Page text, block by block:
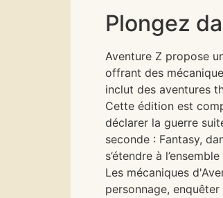
Plongez
Aventure Z propose
offrant des
inclut des aventures
Cette édition est
déclarer la guerre
seconde : Fantasy,
s’étendre à
Les mécaniques
personnage,